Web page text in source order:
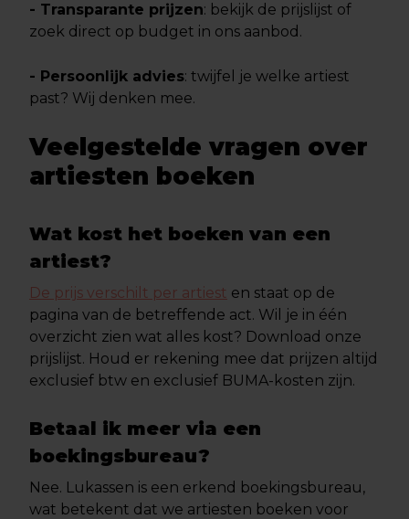
- Transparante prijzen: bekijk de prijslijst of
zoek direct op budget in ons aanbod.
- Persoonlijk advies: twijfel je welke artiest
past? Wij denken mee.
Veelgestelde vragen over
artiesten boeken
Wat kost het boeken van een
artiest?
De prijs verschilt per artiest en staat op de
pagina van de betreffende act. Wil je in één
overzicht zien wat alles kost? Download onze
prijslijst. Houd er rekening mee dat prijzen altijd
exclusief btw en exclusief BUMA-kosten zijn.
Betaal ik meer via een
boekingsbureau?
Nee. Lukassen is een erkend boekingsbureau,
wat betekent dat we artiesten boeken voor